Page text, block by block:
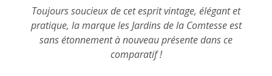
Toujours soucieux de cet esprit vintage, élégant et
pratique, la marque les Jardins de la Comtesse est
sans étonnement à nouveau présente dans ce
comparatif !